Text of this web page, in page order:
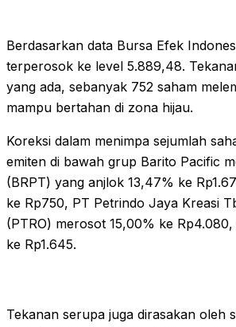
Berdasarkan data Bursa Efek
terperosok ke level 5.889,48.
yang ada, sebanyak 752 saham
mampu bertahan di zona hijau.
Koreksi dalam menimpa sejumlah
emiten di bawah grup Barito Pacific
(BRPT) yang anjlok 13,47% ke
ke Rp750, PT Petrindo Jaya Kreasi
(PTRO) merosot 15,00% ke
ke Rp1.645.
Tekanan serupa juga dirasakan